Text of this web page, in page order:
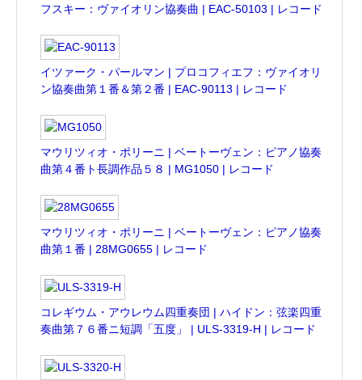
フスキー：ヴァイオリン協奏曲 | EAC-50103 | レコード
イツァーク・パールマン | プロコフィエフ：ヴァイオリ
ン協奏曲第１番＆第２番 | EAC-90113 | レコード
マウリツィオ・ポリーニ | ベートーヴェン：ピアノ協奏
曲第４番ト長調作品５８ | MG1050 | レコード
マウリツィオ・ポリーニ | ベートーヴェン：ピアノ協奏
曲第１番 | 28MG0655 | レコード
コレギウム・アウレウム四重奏団 | ハイドン：弦楽四重
奏曲第７６番ニ短調「五度」 | ULS-3319-H | レコード